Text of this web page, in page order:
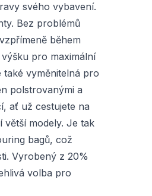
svého vybavení.
Bez problémů
během
pro maximální
vyměnitelná pro
polstrovanými a
ať už cestujete na
větší modely. Je tak
bagů, což
Vyrobený z 20%
volba pro